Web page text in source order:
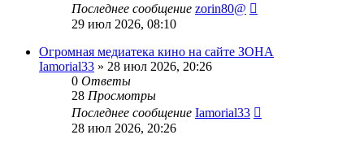
Последнее сообщение zorin80@
29 июл 2026, 08:10
Огромная медиатека кино на сайте ЗОНА
Iamorial33 » 28 июл 2026, 20:26
0 Ответы
28 Просмотры
Последнее сообщение Iamorial33
28 июл 2026, 20:26